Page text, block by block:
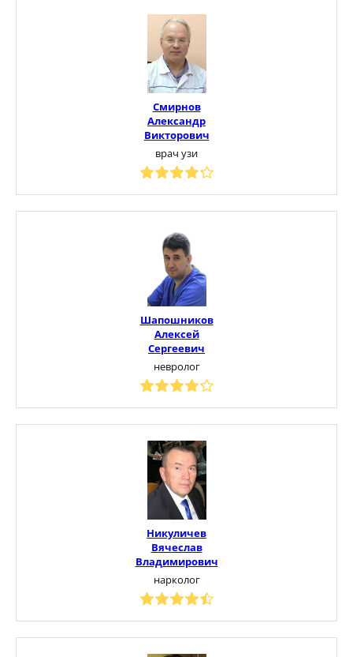
Смирнов
Александр
Викторович
врач узи
Шапошников
Алексей
Сергеевич
невролог
Никуличев
Вячеслав
Владимирович
нарколог